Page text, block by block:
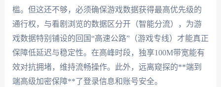
槛。但这还不够，必须确保游戏数据获得最高优先级的
通行权，与看剧浏览的数据区分开（智能分流），为游
戏数据特别铺设的回国“高速公路”（游戏专线）才能真正
保障低延迟与稳定性。在高峰时段，独享100M带宽能有
效对抗拥堵，维持流畅操作。此外，远离窥探的**端到
端高级加密保障**了登录信息和账号安全。